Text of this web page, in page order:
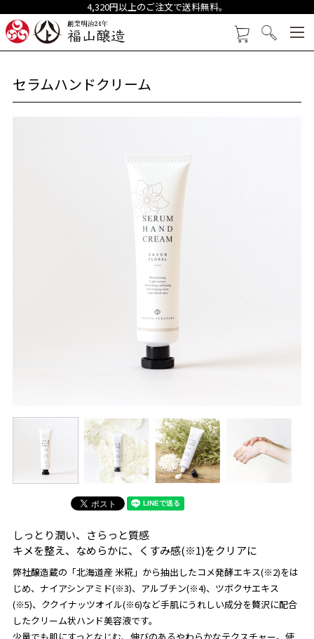
4,320円以上のご注文で送料無料。
カートを見る
検索
セラムハンドクリーム
しっとり潤い、さらっと質感
キメを整え、なめらかに、くすみ感(※1)をクリアに
弊社醸造蔵の「北海道産 米糀」から抽出したコメ発酵エキス(※2)をは
じめ、ナイアシンアミド(※3)、アルブチン(※4)、ツボクサエキス
(※5)、ククイナッツオイル(※6)など手肌にうれしい成分を贅沢に配合
したクリーム状ハンド美容液です。